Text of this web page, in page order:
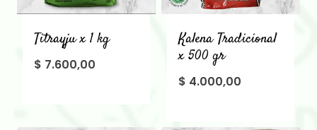
Titrayju x 1 kg
$ 7.600,00
Kalena Tradicional
x 500 gr
$ 4.000,00